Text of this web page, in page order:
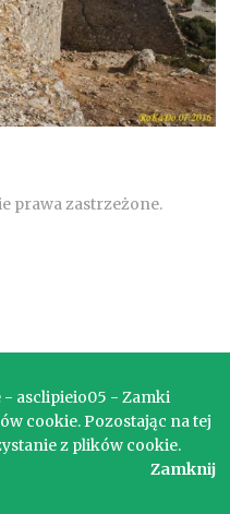
prawa zastrzeżone.
asclipieio05 - Zamki
cookie. Pozostając na tej
z plików cookie.
Zamknij